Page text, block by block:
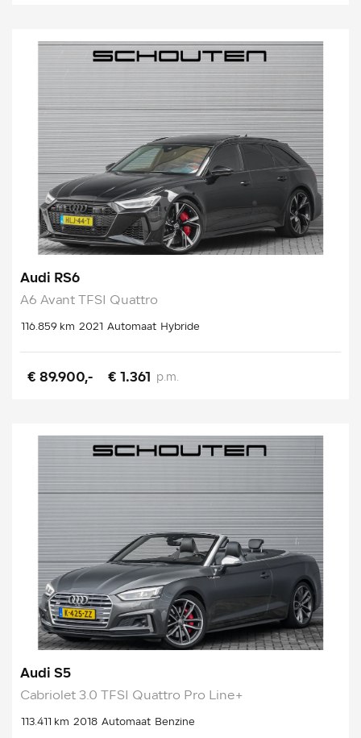
Audi RS6
A6 Avant TFSI Quattro
116.859 km 2021 Automaat Hybride
€ 89.900,- € 1.361 p.m.
Audi S5
Cabriolet 3.0 TFSI Quattro Pro Line+
113.411 km 2018 Automaat Benzine